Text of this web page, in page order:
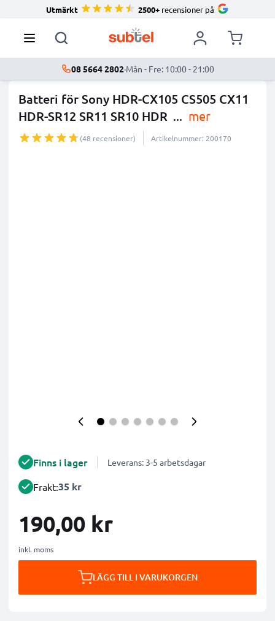
Utmärkt 2500+ recensioner på
08 5664 2802·Mån - Fre: 10:00 - 21:00
Batteri för Sony HDR-CX105 CS505 CX11
HDR-SR12 SR11 SR10 HDR ... mer
(48 recensioner) Artikelnummer: 200170
Finns i lager Leverans: 3-5 arbetsdagar
Frakt:35 kr
190,00 kr
inkl. moms
LÄGG TILL I VARUKORGEN